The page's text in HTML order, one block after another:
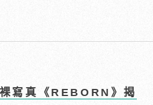
寫真《REBORN》揭